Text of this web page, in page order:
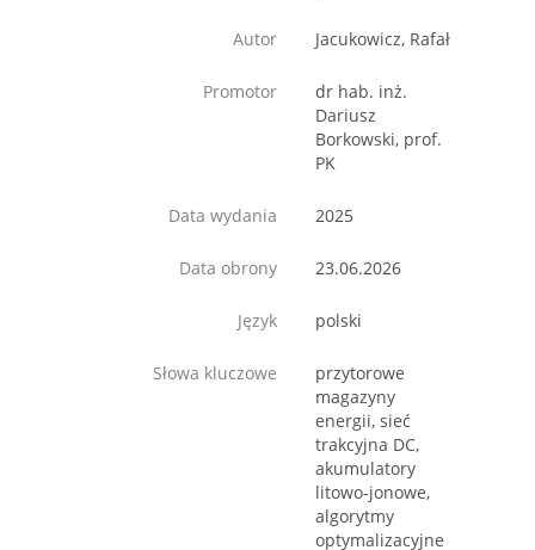
Autor Jacukowicz, Rafał
Promotor
dr hab. inż.
Dariusz
Borkowski, prof.
PK
Data wydania 2025
Data obrony 23.06.2026
Język polski
Słowa kluczowe
przytorowe
magazyny
energii, sieć
trakcyjna DC,
akumulatory
litowo-jonowe,
algorytmy
optymalizacyjne